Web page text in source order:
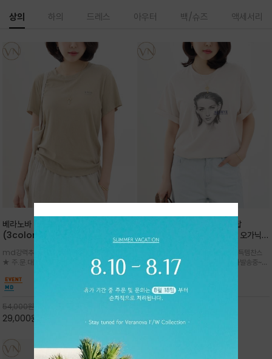
베라노바 심플 VN13 코튼탑
(3color)*썸머 바이오 강연/ 스판 너
무 좋고 옷감 시원한 프리미엄 소재 / 군
더더기 없이 깔끔한 무드가 매력적인
VN13 코튼 티셔츠
md강력추천 2026 신상품 ★한정 대박 세일
★ 주.문.대.폭.주 - 전컬러 인기~순차발송중
~~3차 리오더 ★ 기분좋게 적당히 슬림하게~ 편
안함을 동시에 느낄수 있으며 차분하고 필요한
컬러웨이로 단독 또는 린넨 자켓/ 여름점퍼 안에
코디하기 만능템 입니다^^
54,000원
29,000원
베라노바 어반 우먼 강연 코튼탑
(2color) *한여름 내내 입는 오가닉
강연 코튼 / Partial Printing/라인
워크 (Line Work) & 스케치/감각적
인 아트워크 프린트가 시선을 끄는 루즈
핏 강연티셔츠
md강력추천 2026 신상품 ★대박 득템찬스
~~ 주.문.대.폭.주 - 전컬러 인기~순차발송중~★
시원한 터치감의 오가닉 강연 코튼 소재로 편안
엣이 편안하며 ★도회적인 무드로 루즈하게 단독
으로도 포인트가 되며, 데일리 활
30,000원 53%
상의 하의 드레스 아우터 백/슈즈 액세서리